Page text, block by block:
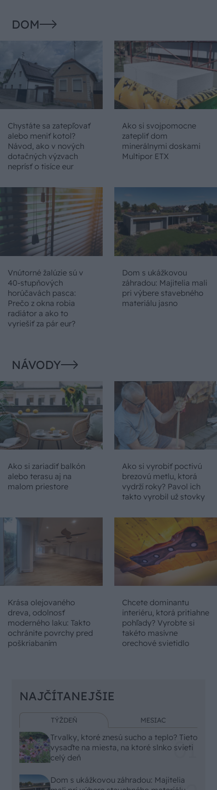
DOM
Chystáte sa zatepľovať
alebo meniť kotol?
Návod, ako v nových
dotačných výzvach
neprísť o tisíce eur
Ako si svojpomocne
zatepliť dom
minerálnymi doskami
Multipor ETX
Vnútorné žalúzie sú v
40-stupňových
horúčavách pasca:
Prečo z okna robia
radiátor a ako to
vyriešiť za pár eur?
Dom s ukážkovou
záhradou: Majitelia mali
pri výbere stavebného
materiálu jasno
NÁVODY
Ako si zariadiť balkón
alebo terasu aj na
malom priestore
Ako si vyrobiť poctivú
brezovú metlu, ktorá
vydrží roky? Pavol ich
takto vyrobil už stovky
Krása olejovaného
dreva, odolnosť
moderného laku: Takto
ochránite povrchy pred
poškriabaním
Chcete dominantu
interiéru, ktorá pritiahne
pohľady? Vyrobte si
takéto masívne
orechové svietidlo
NAJČÍTANEJŠIE
TÝŽDEŇ MESIAC
Trvalky, ktoré znesú sucho a teplo? Tieto
vysaďte na miesta, na ktoré slnko svieti
celý deň
Dom s ukážkovou záhradou: Majitelia